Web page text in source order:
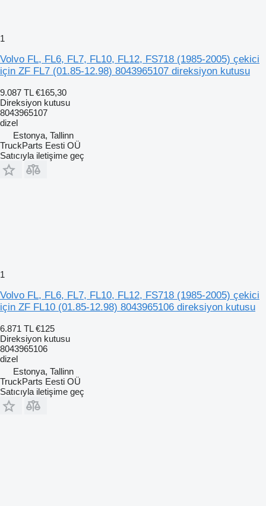
1
Volvo FL, FL6, FL7, FL10, FL12, FS718 (1985-2005) çekici
için ZF FL7 (01.85-12.98) 8043965107 direksiyon kutusu
9.087 TL €165,30
Direksiyon kutusu
8043965107
dizel
Estonya, Tallinn
TruckParts Eesti OÜ
Satıcıyla iletişime geç
1
Volvo FL, FL6, FL7, FL10, FL12, FS718 (1985-2005) çekici
için ZF FL10 (01.85-12.98) 8043965106 direksiyon kutusu
6.871 TL €125
Direksiyon kutusu
8043965106
dizel
Estonya, Tallinn
TruckParts Eesti OÜ
Satıcıyla iletişime geç